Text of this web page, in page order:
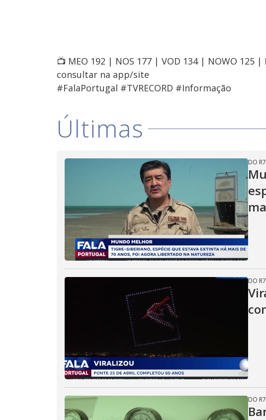
📺 MEO 192 | NOS 177 | VOD 134 | NOWO 125
consultar na app/site
#FalaPortugal #TVRECORD #Informação
Últimas
DO R7
DO R7
DO R7